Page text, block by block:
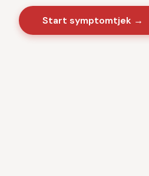
Start symptomtjek →